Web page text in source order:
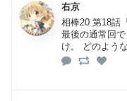
右京
相棒20 第18話
最後の通常回
け。 どのよう